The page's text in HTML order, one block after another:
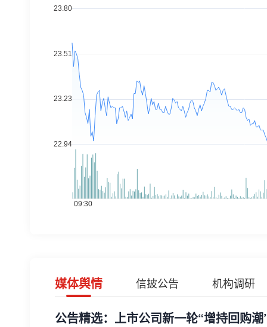
媒体舆情 信披公告 机构调研
公告精选：上市公司新一轮“增持回购